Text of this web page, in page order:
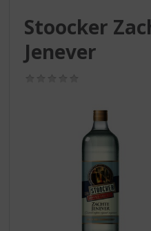
Stoocker
Jenever